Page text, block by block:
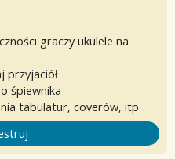
graczy ukulele na
przyjaciół
śpiewnika
tabulatur, coverów, itp.